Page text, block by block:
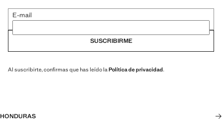
E-mail
SUSCRIBIRME
Al suscribirte, confirmas que has leído la Política de privacidad.
HONDURAS